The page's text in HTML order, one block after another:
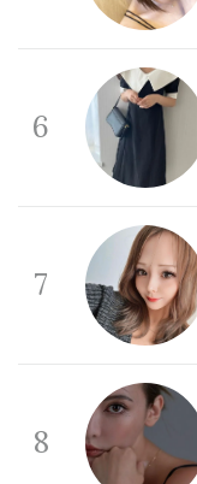
6
7
8